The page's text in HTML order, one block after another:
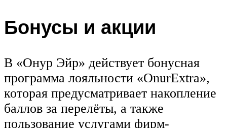
Бонусы и акции
В «Онур Эйр» действует бонусная
программа лояльности «OnurExtra»,
которая предусматривает накопление
баллов за перелёты, а также
пользование услугами фирм-